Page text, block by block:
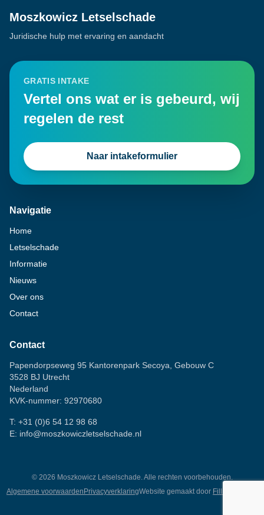
Moszkowicz Letselschade
Juridische hulp met ervaring en aandacht
GRATIS INTAKE
Vertel ons wat er is gebeurd, wij
regelen de rest
Naar intakeformulier
Navigatie
Home
Letselschade
Informatie
Nieuws
Over ons
Contact
Contact
Papendorpseweg 95 Kantorenpark Secoya, Gebouw C
3528 BJ Utrecht
Nederland
KVK-nummer: 92970680
T: +31 (0)6 54 12 98 68
E: info@moszkowiczletselschade.nl
© 2026 Moszkowicz Letselschade. Alle rechten voorbehouden.
Algemene voorwaarden PrivacyverklaringWebsite gemaakt door Fillingscreens